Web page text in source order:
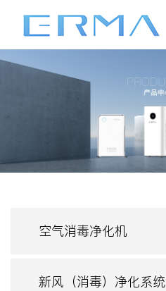
空气消毒净化机
新风（消毒）净化系统